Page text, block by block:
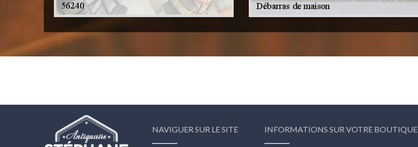
NAVIGUER SUR LE SITE INFORMATIONS SUR VOTRE BOUTIQUE